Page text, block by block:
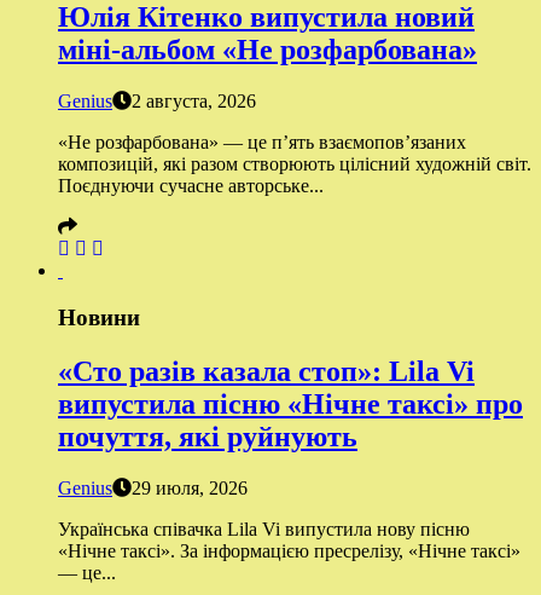
Юлія Кітенко випустила новий
міні-альбом «Не розфарбована»
Genius
2 августа, 2026
«Не розфарбована» — це п’ять взаємопов’язаних
композицій, які разом створюють цілісний художній світ.
Поєднуючи сучасне авторське...
Новини
«Сто разів казала стоп»: Lila Vi
випустила пісню «Нічне таксі» про
почуття, які руйнують
Genius
29 июля, 2026
Українська співачка Lila Vi випустила нову пісню
«Нічне таксі». За інформацією пресрелізу, «Нічне таксі»
— це...